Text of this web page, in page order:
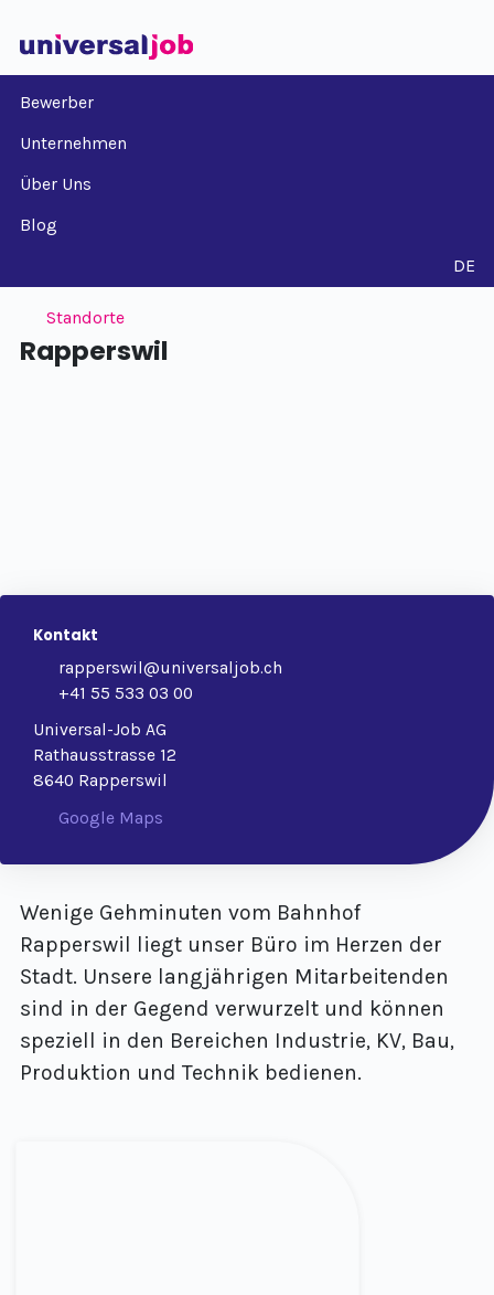
Bewerber
Unternehmen
Über Uns
Blog
DE
Standorte
Rapperswil
Kontakt
rapperswil@universaljob.ch
+41 55 533 03 00
Universal-Job AG
Rathausstrasse 12
8640 Rapperswil
Google Maps
Wenige Gehminuten vom Bahnhof
Rapperswil liegt unser Büro im Herzen der
Stadt. Unsere langjährigen Mitarbeitenden
sind in der Gegend verwurzelt und können
speziell in den Bereichen Industrie, KV, Bau,
Produktion und Technik bedienen.